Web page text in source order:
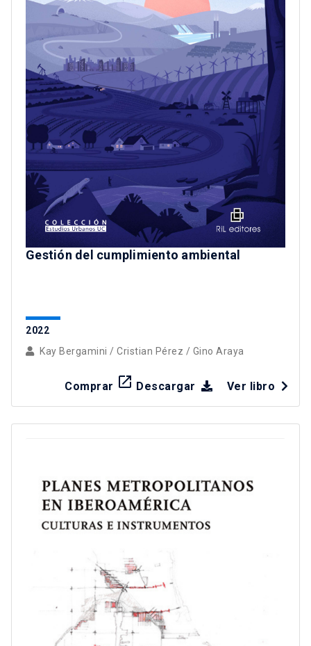
Gestión del cumplimiento ambiental
2022
Kay Bergamini / Cristian Pérez / Gino Araya
Comprar launch Descargar Ver libro